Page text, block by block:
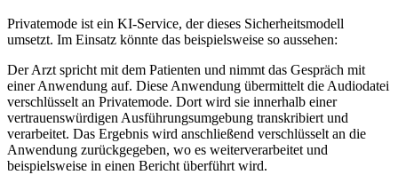
Privatemode ist ein KI-Service, der dieses Sicherheitsmodell
umsetzt. Im Einsatz könnte das beispielsweise so aussehen:
Der Arzt spricht mit dem Patienten und nimmt das Gespräch mit
einer Anwendung auf. Diese Anwendung übermittelt die Audiodatei
verschlüsselt an Privatemode. Dort wird sie innerhalb einer
vertrauenswürdigen Ausführungsumgebung transkribiert und
verarbeitet. Das Ergebnis wird anschließend verschlüsselt an die
Anwendung zurückgegeben, wo es weiterverarbeitet und
beispielsweise in einen Bericht überführt wird.